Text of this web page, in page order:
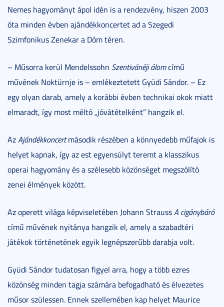
Nemes hagyományt ápol idén is a rendezvény, hiszen 2003
óta minden évben ajándékkoncertet ad a Szegedi
Szimfonikus Zenekar a Dóm téren.
– Műsorra kerül Mendelssohn Szentivánéji álomcímű
művének Noktürnje is – emlékeztetett Gyüdi Sándor. – Ez
egy olyan darab, amely a korábbi évben technikai okok miatt
elmaradt, így most méltó „jóvátételként” hangzik el.
AzAjándékkoncertmásodik részében a könnyedebb műfajok is
helyet kapnak, így az est egyensúlyt teremt a klasszikus
operai hagyomány és a szélesebb közönséget megszólító
zenei élmények között.
Az operett világa képviseletében Johann StraussA cigánybáró
című művének nyitánya hangzik el, amely a szabadtéri
játékok történetének egyik legnépszerűbb darabja volt.
Gyüdi Sándor tudatosan figyel arra, hogy a több ezres
közönség minden tagja számára befogadható és élvezetes
műsor szülessen. Ennek szellemében kap helyet Maurice